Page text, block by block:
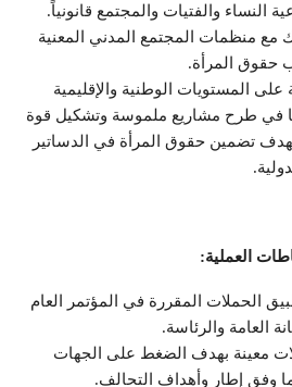
والفتيات والمجتمع قانونياً.
مع منظمات المجتمع المدني المعنية
حقوق المرأة.
على المستويات الوطنية والإقليمية
في طرح مشاريع ملموسة وتشكيل قوة
تضمين حقوق المرأة في الدساتير
العملية:
الحملات المقررة في المؤتمر العام
العامة والرئاسة.
معينة بهدف الضغط على الجهات
وفق إطار وأهداف التحالف.